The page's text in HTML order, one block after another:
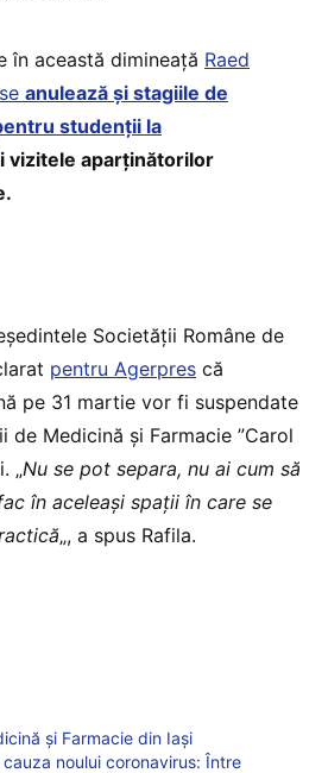
în această dimineaţă Raed
anulează și stagiile de
studenții la
vizitele aparţinătorilor
Societăţii Române de
pentru Agerpres că
pe 31 martie vor fi suspendate
de Medicină şi Farmacie ”Carol
„Nu se pot separa, nu ai cum să
în aceleaşi spaţii în care se
„, a spus Rafila.
și Farmacie din Iași
noului coronavirus: Între